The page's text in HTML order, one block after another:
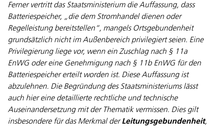
Ferner vertritt das Staatsministerium die Auffassung, dass
Batteriespeicher, „die dem Stromhandel dienen oder
Regelleistung bereitstellen“, mangels Ortsgebundenheit
grundsätzlich nicht im Außenbereich privilegiert seien. Eine
Privilegierung liege vor, wenn ein Zuschlag nach § 11a
EnWG oder eine Genehmigung nach § 11b EnWG für den
Batteriespeicher erteilt worden ist. Diese Auffassung ist
abzulehnen. Die Begründung des Staatsministeriums lässt
auch hier eine detaillierte rechtliche und technische
Auseinandersetzung mit der Thematik vermissen. Dies gilt
insbesondere für das Merkmal derLeitungsgebundenheit,